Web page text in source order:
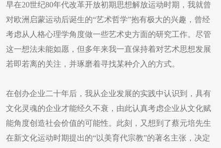
早在20世纪80年代改革开放初期思想解放运动时期，我就曾
对欧洲启蒙运动后诞生的“艺术哲学”抱有极大的兴趣，曾经
考虑从人格心理学角度做一些艺术史方面的研究工作。尽管
这一想法未能如愿，但多年来我一直保持着对艺术思想发展
若即若离的关注，并琢磨着寻找某种介入的方式。
在创办企业二十年后，我从企业发展的实践中认识到，具有
文化灵魂的企业才能经久不衰，由此认真考虑企业从文化赋
能角度创造社会价值的可能性。此刻，又想到了蔡元培先生
在新文化运动时期提出的“以美育代宗教”的著名主张，决定